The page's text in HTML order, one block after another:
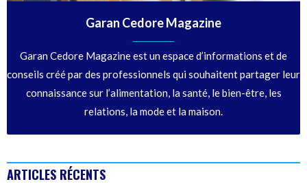
Garan Cedore Magazine
Garan Cedore Magazine est un espace d’informations et de
conseils créé par des professionnels qui souhaitent partager leur
connaissance sur l’alimentation, la santé, le bien-être, les
relations, la mode et la maison.
ARTICLES RÉCENTS